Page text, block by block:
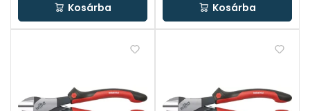
Kosárba Kosárba